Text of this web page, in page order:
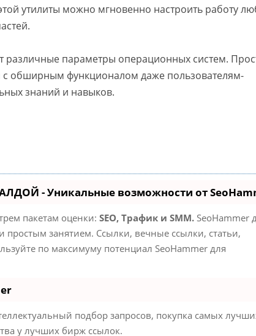
утилиты можно мгновенно настроить работу
различные параметры операционных систем.
с обширным функционалом даже пользователям-
знаний и навыков.
- Уникальные возможности от
пакетам оценки:SEO, Трафик и SMM. SeoHammer
занятием. Ссылки, вечные ссылки, статьи,
по максимуму потенциал SeoHammer для
подбор запросов, покупка самых
у лучших бирж ссылок.